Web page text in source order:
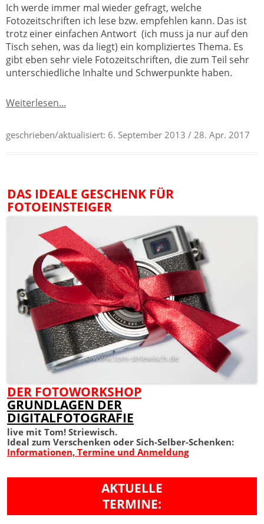
Ich werde immer mal wieder gefragt, welche
Fotozeitschriften ich lese bzw. empfehlen kann. Das ist
trotz einer einfachen Antwort (ich muss ja nur auf den
Tisch sehen, was da liegt) ein kompliziertes Thema. Es
gibt eben sehr viele Fotozeitschriften, die zum Teil sehr
unterschiedliche Inhalte und Schwerpunkte haben.
Weiterlesen...
geschrieben/aktualisiert: 6. September 2013 / 28. Apr. 2017
DAS IDEALE GESCHENK FÜR
FOTOEINSTEIGER
DER FOTOWORKSHOP
GRUNDLAGEN DER
DIGITALFOTOGRAFIE
live mit Tom! Striewisch.
Ideal zum Verschenken oder Sich-Selber-Schenken:
Informationen, Termine und Anmeldung
AKTUELLE
TERMINE: